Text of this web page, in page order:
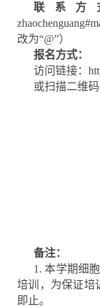
联系方
改为“@”）
报名方式：
访问链接：
或扫描二维码
备注：
1. 本学期细
培训，为保证培
即止。